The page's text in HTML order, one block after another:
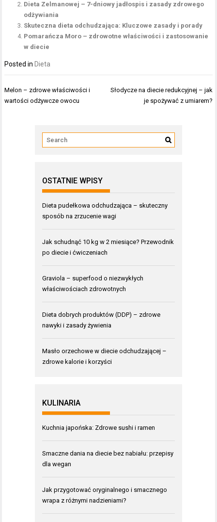
Dieta Zelmanowej – 7-dniowy jadłospis i zasady zdrowego
odżywiania
Skuteczna dieta odchudzająca: Kluczowe zasady i porady
Pomarańcza Moro – zdrowotne właściwości i zastosowanie
w diecie
Posted in Dieta
Nawigacja
wpisu
Melon – zdrowe właściwości i
wartości odżywcze owocu
Słodycze na diecie redukcyjnej – jak
je spożywać z umiarem?
OSTATNIE WPISY
Dieta pudełkowa odchudzająca – skuteczny
sposób na zrzucenie wagi
Jak schudnąć 10 kg w 2 miesiące? Przewodnik
po diecie i ćwiczeniach
Graviola – superfood o niezwykłych
właściwościach zdrowotnych
Dieta dobrych produktów (DDP) – zdrowe
nawyki i zasady żywienia
Masło orzechowe w diecie odchudzającej –
zdrowe kalorie i korzyści
KULINARIA
Kuchnia japońska: Zdrowe sushi i ramen
Smaczne dania na diecie bez nabiału: przepisy
dla wegan
Jak przygotować oryginalnego i smacznego
wrapa z różnymi nadzieniami?